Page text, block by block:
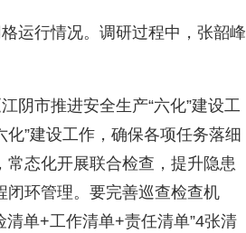
运行情况。调研过程中，张韶峰
市推进安全生产“六化”建设工
”建设工作，确保各项任务落细
态化开展联合检查，提升隐患
闭环管理。要完善巡查检查机
单+工作清单+责任清单”4张清